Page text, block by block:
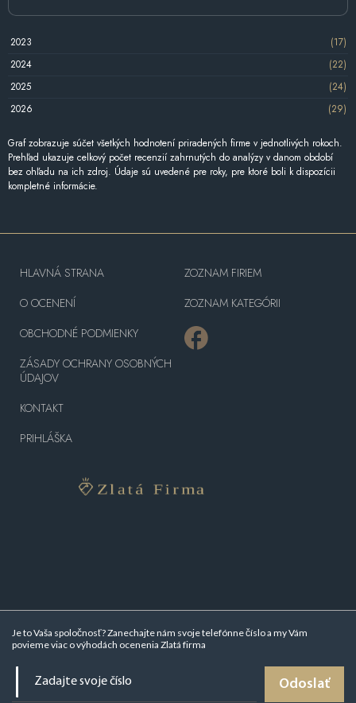
2023
(17)
2024
(22)
2025
(24)
2026
(29)
Graf zobrazuje súčet všetkých hodnotení priradených firme v jednotlivých rokoch.
Prehľad ukazuje celkový počet recenzií zahrnutých do analýzy v danom období
bez ohľadu na ich zdroj. Údaje sú uvedené pre roky, pre ktoré boli k dispozícii
kompletné informácie.
Je to Vaša spoločnosť? Zanechajte nám svoje telefónne číslo a my Vám
povieme viac ovýhodách ocenenia Zlatá firma
Odoslať
HLAVNÁ STRANA
O OCENENÍ
OBCHODNÉ PODMIENKY
ZÁSADY OCHRANY OSOBNÝCH
ÚDAJOV
KONTAKT
PRIHLÁŠKA
ZOZNAM FIRIEM
ZOZNAM KATEGÓRII